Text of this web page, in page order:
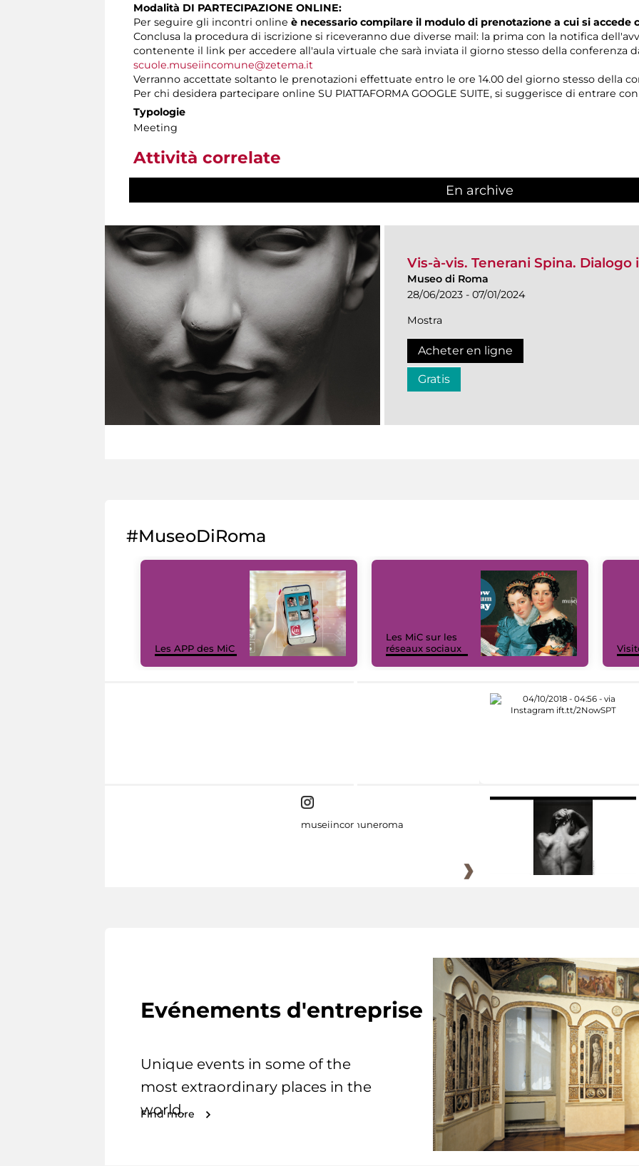
Modalità DI PARTECIPAZIONE ONLINE:
Per seguire gli incontri online è necessario compilare il modulo di prenotazione a cui si accede
Conclusa la procedura di iscrizione si riceveranno due diverse mail: la prima con la notifica
contenente il link per accedere all'aula virtuale che sarà inviata il giorno stesso della conferenza
scuole.museiincomune@zetema.it
Verranno accettate soltanto le prenotazioni effettuate entro le ore 14.00 del giorno stesso della
Per chi desidera partecipare online SU PIATTAFORMA GOOGLE SUITE, si suggerisce di entrare
Typologie
Meeting
Attività correlate
En archive
Vis-à-vis. Tenerani Spina.
Museo di Roma
28/06/2023 - 07/01/2024
Mostra
Acheter en ligne
Gratis
#MuseoDiRoma
Les APP des MiC
Les MiC sur les
réseaux sociaux
museiincomuneroma
Evénements d'entreprise
Unique events in some of the
most extraordinary places in the
world.
Find more